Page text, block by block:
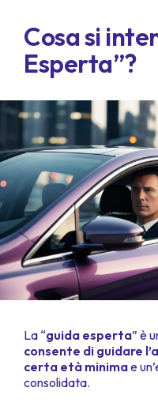
Cosa si
Esperta”?
La “guida esperta” è
consente di guidare
certa età minimae
consolidata.